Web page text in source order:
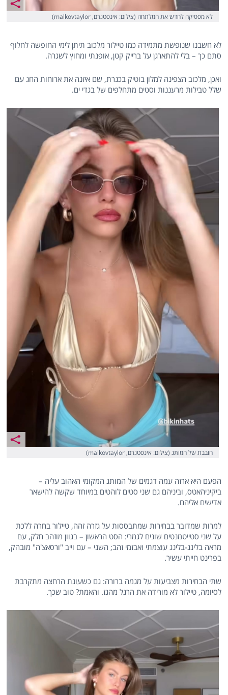
לא מפסיקה לחדש את המלתחה (צילום: אינסטגרם, malkovtaylor)
לא חשבנו שנופשת מתמידה כמו טיילור מלכוב תיתן לימי החופשה לחלוף
סתם כך – בלי להתארגן על ברייק קטן, אופנתי ומחוץ לשגרה.
ואכן, מלכוב הצפינה למלון בוטיק בכנרת, שם איזנה את ארוחות החג עם
שלל טבילות מרעננות וסטים מתחלפים של בגדי ים.
חובבת של המותג (צילום: אינסטגרם, malkovtaylor)
הפעם היא ארזה עמה דגמים של המותג המקומי האהוב עליה –
ביקיניהאטס, וביניהם גם שני סטים לוהטים במיוחד שקשה להישאר
אדישים אליהם.
למרות שמדובר בבחירות שמתבססות על גזרה זהה, טיילור בחרה ללכת
על שני סטייטמנטים שונים לגמרי: הסט הראשון – בגוון מוזהב חלק, עם
מראה בלינג-בלינג עוצמתי ואבזמי זהב; השני – עם וייב "ורסאצ'ה" מובהק,
בפרינט חייתי עשיר.
שתי הבחירות מצביעות על מגמה ברורה: גם כשעונת הרחצה מתקרבת
לסיומה, טיילור לא מורידה את הרגל מהגז. והאמת? טוב שכך.